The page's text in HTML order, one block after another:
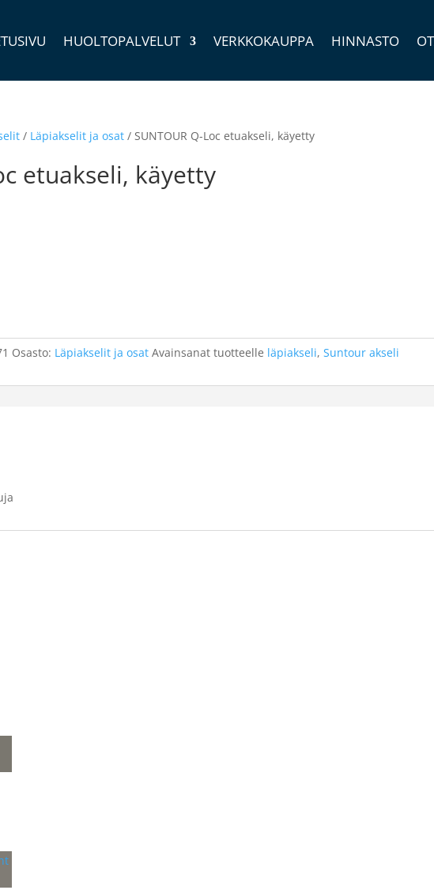
HUOLTOPALVELUT VERKKOKAUPPA HINNASTO
/ Läpiakselit ja osat / SUNTOUR Q-Loc etuakseli, käyetty
etuakseli, käyetty
Osasto: Läpiakselit ja osat Avainsanat tuotteelle läpiakseli,Suntour akseli